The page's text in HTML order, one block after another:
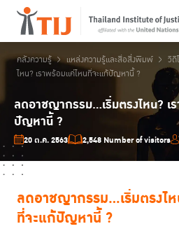
คลังความรู้ แหล่งความรู้และสื่อสิ่งพิมพ์ วิดี
ไหน? เราพร้อมแค่ไหนที่จะแก้ปัญหานี้ ?
ลดอาชญากรรม...เริ่มตรงไหน? เ
ปัญหานี้ ?
20 ต.ค. 2563 2,548 Number of visitors
ลดอาชญากรรม...เริ่มตรงไ
ที่จะแก้ปัญหานี้ ?